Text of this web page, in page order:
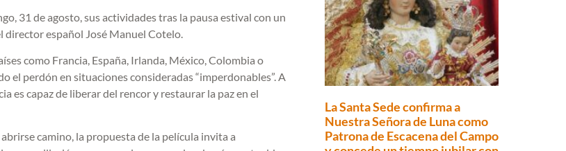
31 de agosto, sus actividades tras la pausa estival con un
director español José Manuel Cotelo.
como Francia, España, Irlanda, México, Colombia o
el perdón en situaciones consideradas “imperdonables”. A
es capaz de liberar del rencor y restaurar la paz en el
camino, la propuesta de la película invita a
La Santa Sede confirma a
Nuestra Señora de Luna como
Patrona de Escacena del Campo